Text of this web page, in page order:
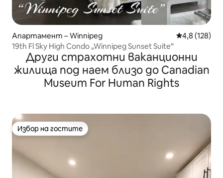
Апартамент – Winnipeg Средна
4,8 (128)
19th Fl Sky High Condo „Winnipeg Sunset Suite“
Други страхотни ваканционни
жилища под наем близо до Canadian
Museum For Human Rights
Избор на гостите
Избор на гостите